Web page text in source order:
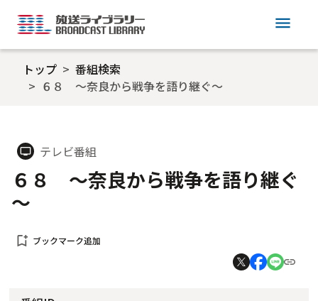
menu
トップ
番組検索
６８ ～奈良から戦争を語り継ぐ～
tv テレビ番組
６８ ～奈良から戦争を語り継ぐ
～
bookmark_add ブックマーク追加